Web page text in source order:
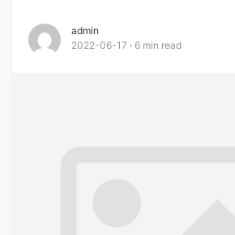
admin
2022-06-17
6 min read